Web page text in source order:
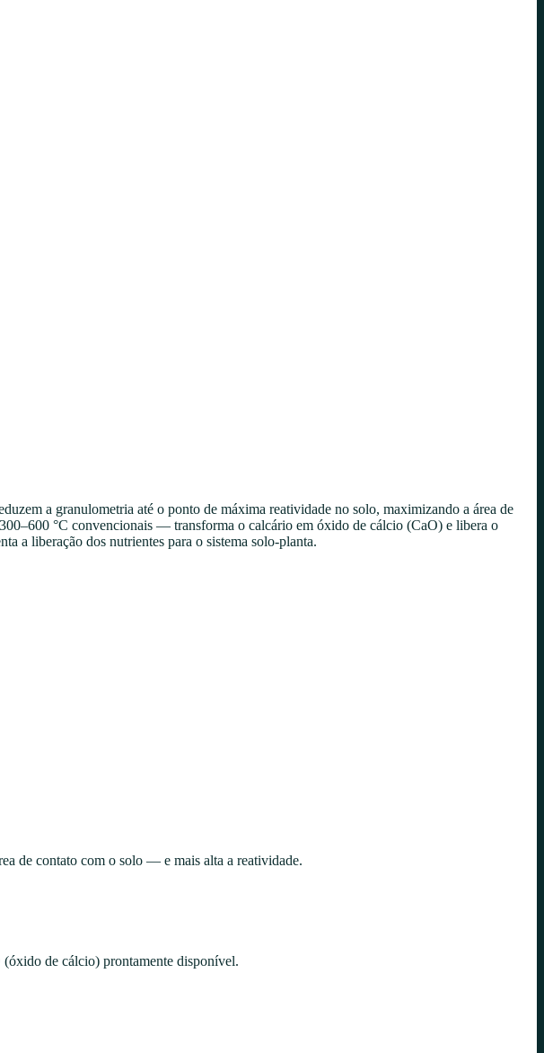
a granulometria até o ponto de máxima reatividade no solo, maximizando a área de
°C convencionais — transforma o calcário em óxido de cálcio (CaO) e libera o
a liberação dos nutrientes para o sistema solo-planta.
de contato com o solo — e mais alta a reatividade.
de cálcio) prontamente disponível.